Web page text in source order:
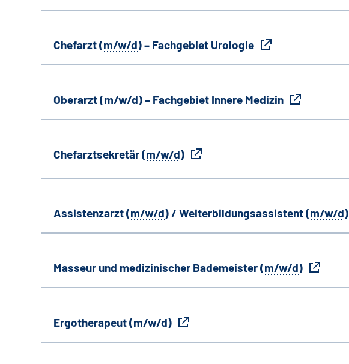
Chefarzt (m/w/d) – Fachgebiet Urologie
Oberarzt (m/w/d) – Fachgebiet Innere Medizin
Chefarztsekretär (m/w/d)
Assistenzarzt (m/w/d) / Weiterbildungsassistent (m/w/d)
Masseur und medizinischer Bademeister (m/w/d)
Ergotherapeut (m/w/d)